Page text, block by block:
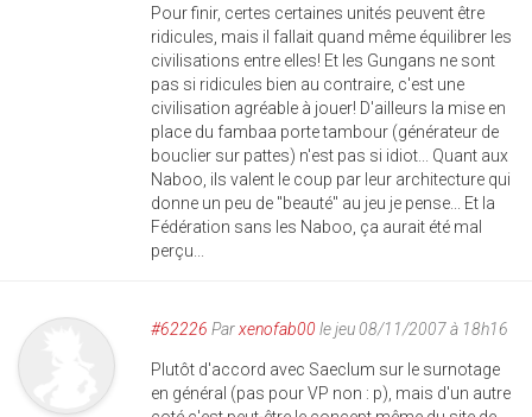
Pour finir, certes certaines unités peuvent être
ridicules, mais il fallait quand même équilibrer les
civilisations entre elles! Et les Gungans ne sont
pas si ridicules bien au contraire, c'est une
civilisation agréable à jouer! D'ailleurs la mise en
place du fambaa porte tambour (générateur de
bouclier sur pattes) n'est pas si idiot... Quant aux
Naboo, ils valent le coup par leur architecture qui
donne un peu de "beauté" au jeu je pense... Et la
Fédération sans les Naboo, ça aurait été mal
perçu...
#62226 Parxenofab00 le jeu 08/11/2007 à 18h16
Plutôt d'accord avec Saeclum sur le surnotage
en général (pas pour VP non : p), mais d'un autre